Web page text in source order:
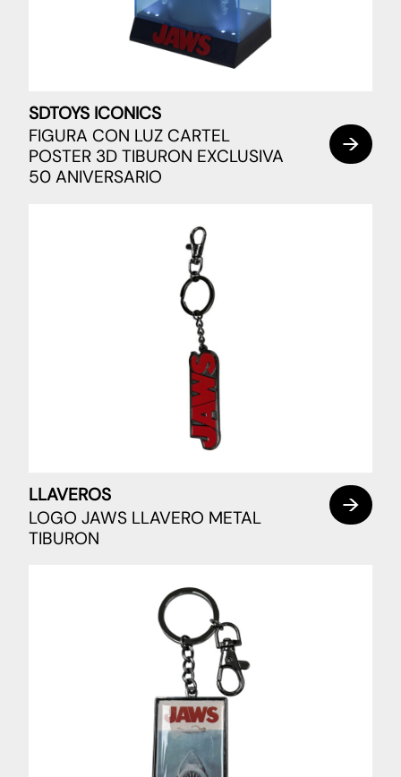
SDTOYS ICONICS
FIGURA CON LUZ CARTEL
POSTER 3D TIBURON EXCLUSIVA
50 ANIVERSARIO
LLAVEROS
LOGO JAWS LLAVERO METAL
TIBURON